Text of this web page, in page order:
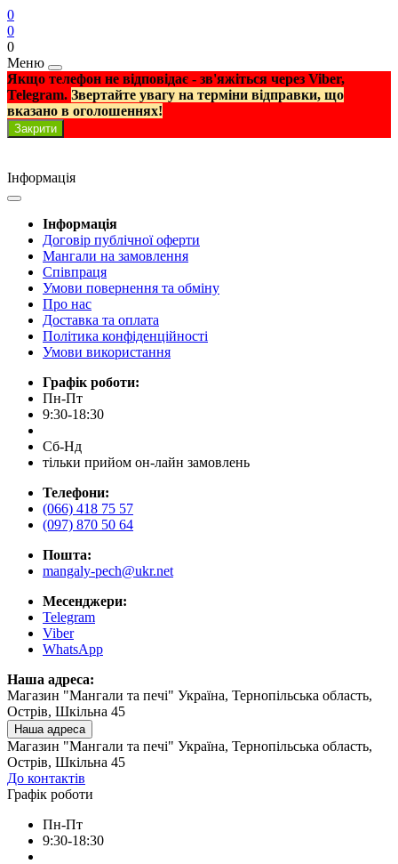
0
0
0
Меню
Якщо телефон не відповідає - зв'яжіться через Viber,
Telegram. Звертайте увагу на терміни відправки, що
вказано в оголошеннях!
Закрити
Інформація
Інформація
Договір публічної оферти
Мангали на замовлення
Співпраця
Умови повернення та обміну
Про нас
Доставка та оплата
Політика конфіденційності
Умови використання
Графік роботи:
Пн-Пт
9:30-18:30
Сб-Нд
тільки прийом он-лайн замовлень
Телефони:
(066) 418 75 57
(097) 870 50 64
Пошта:
mangaly-pech@ukr.net
Месенджери:
Telegram
Viber
WhatsApp
Наша адреса:
Магазин "Мангали та печі" Україна, Тернопільська область,
Острів, Шкільна 45
Наша адреса
Магазин "Мангали та печі" Україна, Тернопільська область,
Острів, Шкільна 45
До контактів
Графік роботи
Пн-Пт
9:30-18:30